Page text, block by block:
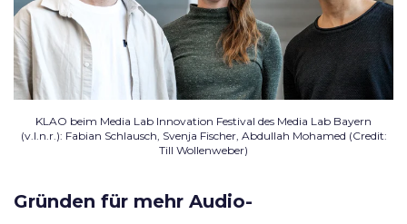
KLAO beim Media Lab Innovation Festival des Media Lab Bayern
(v.l.n.r.): Fabian Schlausch, Svenja Fischer, Abdullah Mohamed (Credit:
Till Wollenweber)
Gründen für mehr Audio-